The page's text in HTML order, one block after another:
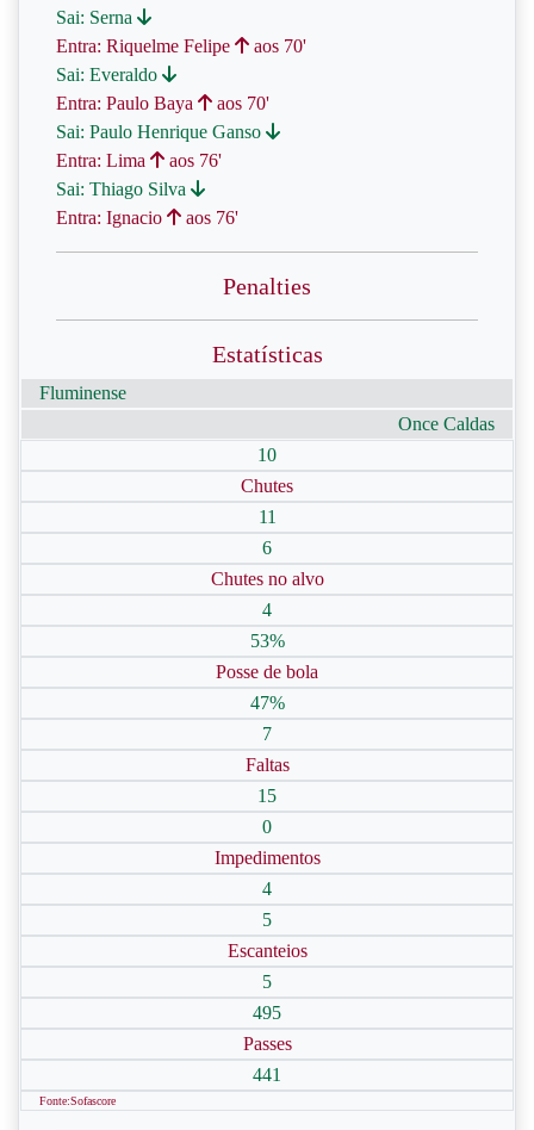
Sai: Serna
Entra: Riquelme Felipe
aos 70'
Sai: Everaldo
Entra: Paulo Baya
aos 70'
Sai: Paulo Henrique Ganso
Entra: Lima
aos 76'
Sai: Thiago Silva
Entra: Ignacio
aos 76'
Penalties
Estatísticas
Fluminense
Once Caldas
10
Chutes
11
6
Chutes no alvo
4
53%
Posse de bola
47%
7
Faltas
15
0
Impedimentos
4
5
Escanteios
5
495
Passes
441
Fonte:Sofascore